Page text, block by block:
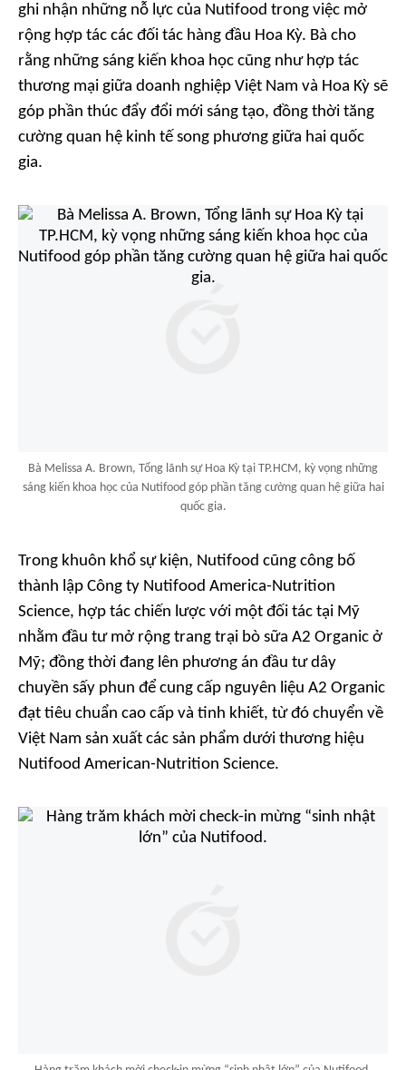
ghi nhận những nỗ lực của Nutifood trong việc mở
rộng hợp tác các đối tác hàng đầu Hoa Kỳ. Bà cho
rằng những sáng kiến khoa học cũng như hợp tác
thương mại giữa doanh nghiệp Việt Nam và Hoa Kỳ sẽ
góp phần thúc đẩy đổi mới sáng tạo, đồng thời tăng
cường quan hệ kinh tế song phương giữa hai quốc
gia.
Bà Melissa A. Brown, Tổng lãnh sự Hoa Kỳ tại TP.HCM, kỳ vọng những
sáng kiến khoa học của Nutifood góp phần tăng cường quan hệ giữa hai
quốc gia.
Trong khuôn khổ sự kiện, Nutifood cũng công bố
thành lập Công ty Nutifood America-Nutrition
Science, hợp tác chiến lược với một đối tác tại Mỹ
nhằm đầu tư mở rộng trang trại bò sữa A2 Organic ở
Mỹ; đồng thời đang lên phương án đầu tư dây
chuyền sấy phun để cung cấp nguyên liệu A2 Organic
đạt tiêu chuẩn cao cấp và tinh khiết, từ đó chuyển về
Việt Nam sản xuất các sản phẩm dưới thương hiệu
Nutifood American-Nutrition Science.